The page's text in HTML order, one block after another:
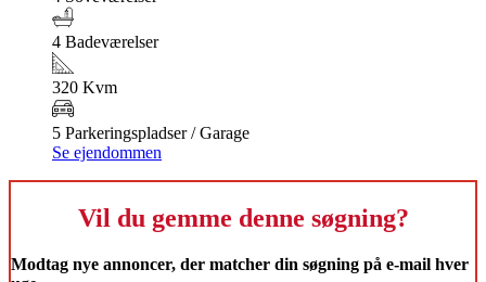
4 Badeværelser
320 Kvm
5 Parkeringspladser / Garage
Se ejendommen
Vil du gemme denne søgning?
Modtag nye annoncer, der matcher din søgning på e-mail hver